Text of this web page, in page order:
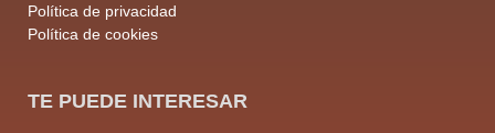
Política de privacidad
Política de cookies
TE PUEDE INTERESAR